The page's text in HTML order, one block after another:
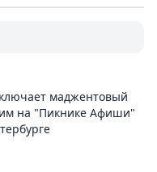
маджентовый
на "Пикнике Афиши"